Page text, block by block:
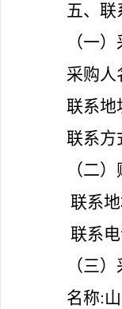
五、联
（一）
采购人
联系地
联系方
（二）
联系
联系电
（三）
名称: